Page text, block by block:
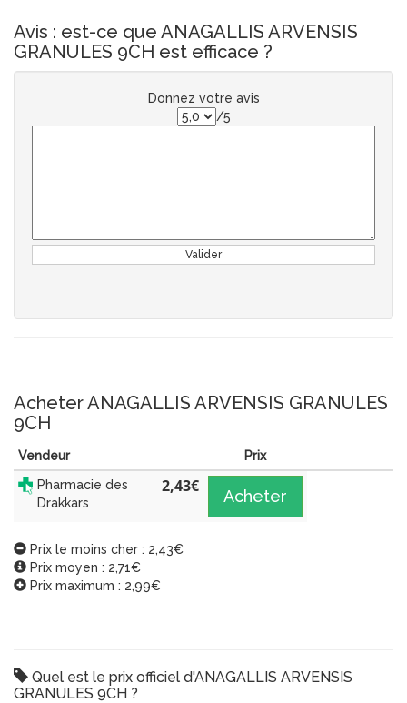
Avis : est-ce que ANAGALLIS ARVENSIS
GRANULES 9CH est efficace ?
Donnez votre avis
/5
Valider
Acheter ANAGALLIS ARVENSIS GRANULES
9CH
Vendeur
Prix
Pharmacie des
Drakkars
2,43€
Acheter
Prix le moins cher : 2,43€
Prix moyen : 2,71€
Prix maximum : 2,99€
Quel est le prix officiel d'ANAGALLIS ARVENSIS
GRANULES 9CH ?